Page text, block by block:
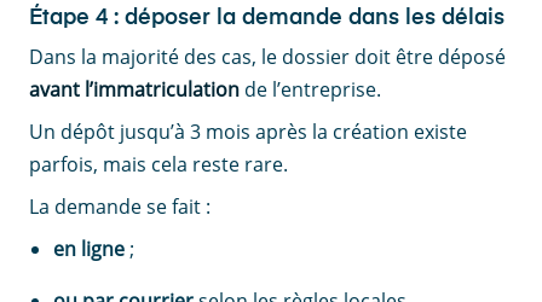
Étape 4 : déposer la demande dans les délais
Dans la majorité des cas, le dossier doit être déposé
avant l’immatriculation de l’entreprise.
Un dépôt jusqu’à 3 mois après la création existe
parfois, mais cela reste rare.
La demande se fait :
en ligne ;